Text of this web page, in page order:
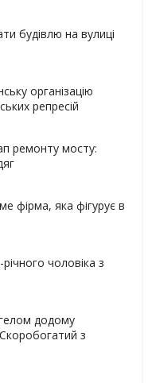
будівлю на вулиці
організацію
репресій
ремонту мосту:
фірма, яка фігурує в
чоловіка з
додому
з